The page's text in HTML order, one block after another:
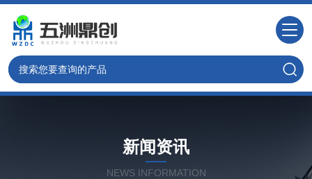
新闻资讯
NEWS INFORMATION